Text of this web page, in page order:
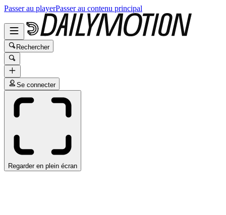
Passer au playerPasser au contenu principal
Rechercher
Se connecter
Regarder en plein écran